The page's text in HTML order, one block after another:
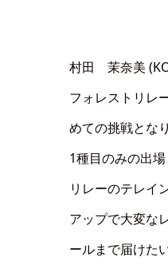
村田 茉奈美
フォレストリレ
めての挑戦とな
1種目のみの出
リレーのテレイ
アップで大変な
ールまで届けた